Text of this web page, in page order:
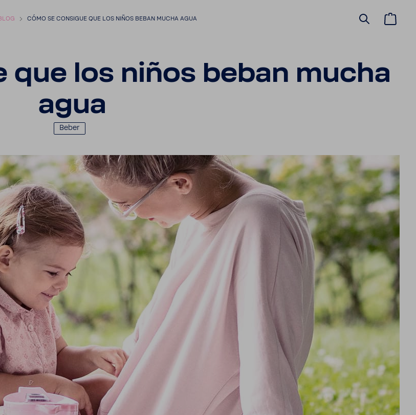
CÓMO SE CONSIGUE QUE LOS NIÑOS BEBAN MUCHA AGUA
que los niños beban mucha
agua
Beber